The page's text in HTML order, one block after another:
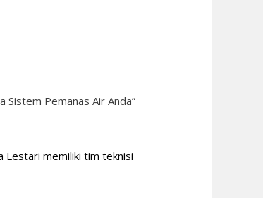
Sistem Pemanas Air Anda”
Lestari memiliki tim teknisi